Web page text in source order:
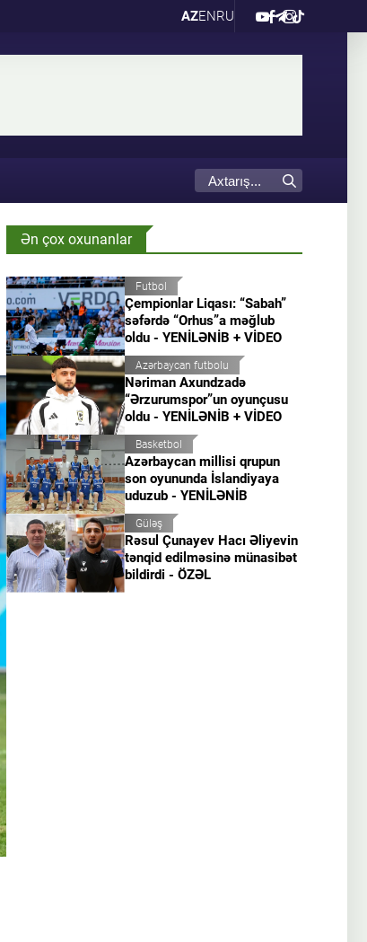
AZENRU
Ən çox oxunanlar
Futbol
Çempionlar Liqası: “Sabah”
səfərdə “Orhus”a məğlub
oldu - YENİLƏNİB + VİDEO
Azərbaycan futbolu
Nəriman Axundzadə
“Ərzurumspor”un oyunçusu
oldu - YENİLƏNİB + VİDEO
Basketbol
Azərbaycan millisi qrupun
son oyununda İslandiyaya
uduzub - YENİLƏNİB
Güləş
Rəsul Çunayev Hacı Əliyevin
tənqid edilməsinə münasibət
bildirdi - ÖZƏL